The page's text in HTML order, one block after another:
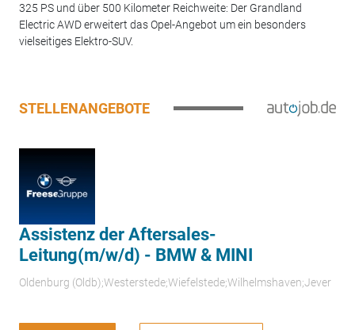
325 PS und über 500 Kilometer Reichweite: Der Grandland
Electric AWD erweitert das Opel-Angebot um ein besonders
vielseitiges Elektro-SUV.
STELLENANGEBOTE
Assistenz der Aftersales-
Leitung(m/w/d) - BMW & MINI
Oldenburg (Oldb);Westerstede;Wiefelstede;Wilhelmshaven;Jever